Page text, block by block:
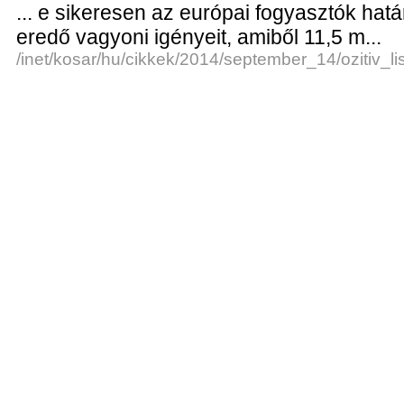
... e sikeresen az európai fogyasztók
eredő vagyoni igényeit, amiből 11,5 m...
/inet/kosar/hu/cikkek/2014/september_14/